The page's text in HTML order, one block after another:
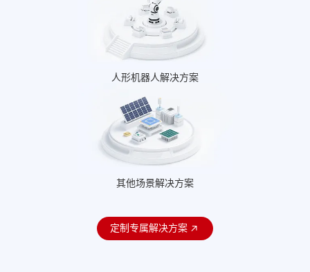
人形机器人解决方案
其他场景解决方案
定制专属解决方案